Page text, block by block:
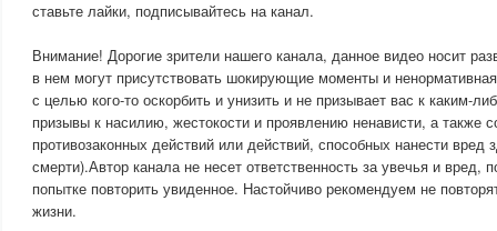
ставьте лайки, подписывайтесь на канал.
Внимание! Дорогие зрители нашего канала, данное видео носит
в нем могут присутствовать шокирующие моменты и
с целью кого-то оскорбить и унизить и не призывает вас к каким-
призывы к насилию, жестокости и проявлению ненависти, а также
противозаконных действий или действий, способных нанести вред
смерти).Автор канала не несет ответственность за увечья и вред,
попытке повторить увиденное. Настойчиво рекомендуем не
жизни.